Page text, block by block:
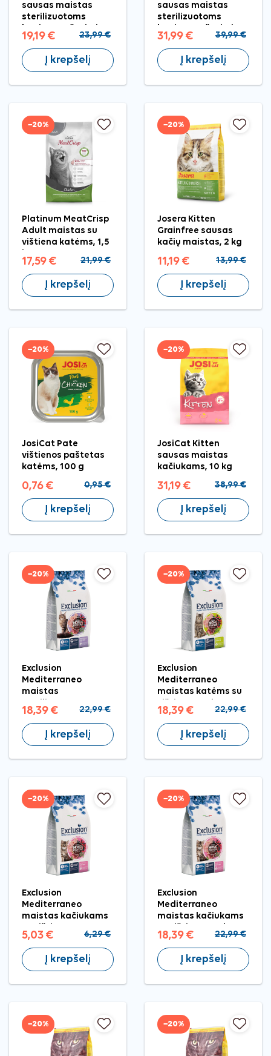
sausas maistas
sterilizuotoms
1,5 kg
19,19 € 23,99 €
Į krepšelį
sausas maistas
sterilizuotoms
kg
31,99 € 39,99 €
Į krepšelį
−20%
Platinum MeatCrisp
Adult maistas su
vištiena katėms, 1,5
17,59 € 21,99 €
Į krepšelį
−20%
Josera Kitten
Grainfree sausas
kačių maistas, 2 kg
11,19 € 13,99 €
Į krepšelį
−20%
JosiCat Pate
vištienos paštetas
katėms, 100 g
0,76 € 0,95 €
Į krepšelį
−20%
JosiCat Kitten
sausas maistas
kačiukams, 10 kg
31,19 € 38,99 €
Į krepšelį
−20%
Exclusion
Mediterraneo
maistas
didelėms katėms su
vištiena, 1,5 kg
18,39 € 22,99 €
Į krepšelį
−20%
Exclusion
Mediterraneo
maistas katėms su
18,39 € 22,99 €
Į krepšelį
−20%
Exclusion
Mediterraneo
maistas kačiukams
5,03 € 6,29 €
Į krepšelį
−20%
Exclusion
Mediterraneo
maistas kačiukams
18,39 € 22,99 €
Į krepšelį
−20% −20%